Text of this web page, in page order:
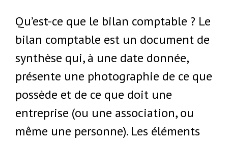
Qu’est-ce que le bilan comptable ? Le
bilan comptable est un document de
synthèse qui, à une date donnée,
présente une photographie de ce que
possède et de ce que doit une
entreprise (ou une association, ou
même une personne). Les éléments